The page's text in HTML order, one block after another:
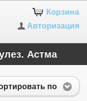
Корзина
Авторизация
Астма
по